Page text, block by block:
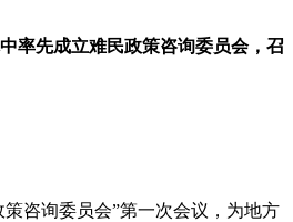
率先成立难民政策咨询委员会，召
咨询委员会”第一次会议，为地方